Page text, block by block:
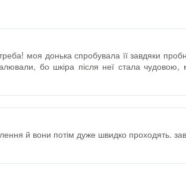
моя донька спробувала її завдяки
бо шкіра після неї стала чудовою,
й вони потім дуже швидко проходять.